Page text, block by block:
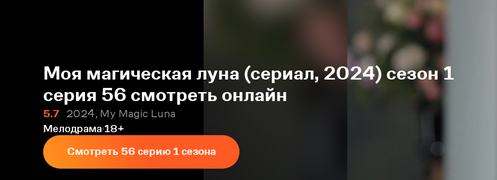
Моя магическая луна (сериал, 2024) сезон 1
серия 56 смотреть онлайн
5.7
2024, My Magic Luna
Мелодрама 18+
Смотреть 56 серию 1 сезона